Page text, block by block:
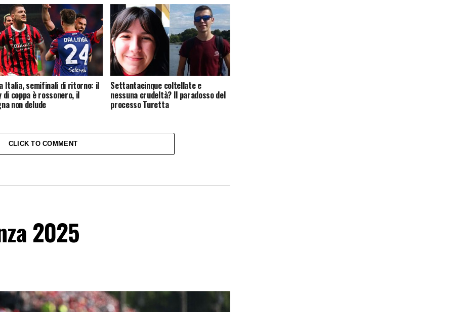
Italia, semifinali di ritorno: il
di coppa è rossonero, il
non delude
Settantacinque coltellate e
nessuna crudeltà? Il paradosso del
processo Turetta
CLICK TO COMMENT
2025